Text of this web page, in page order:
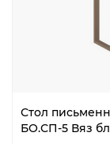
Стол
БО.СП-5 Вяз